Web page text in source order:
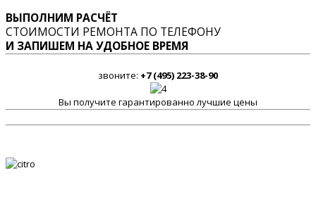
ВЫПОЛНИМ РАСЧЁТ
СТОИМОСТИ РЕМОНТА ПО ТЕЛЕФОНУ
И ЗАПИШЕМ НА УДОБНОЕ ВРЕМЯ
звоните: +7 (495) 223-38-90
Вы получите гарантированно лучшие цены